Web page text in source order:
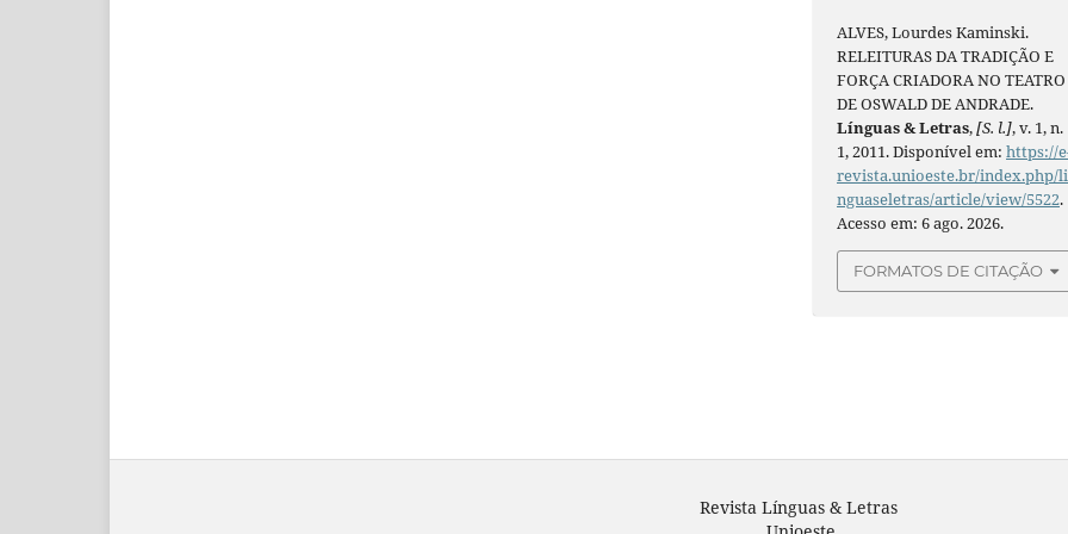
ALVES, Lourdes Kaminski.
RELEITURAS DA TRADIÇÃO E
FORÇA CRIADORA NO TEATRO
DE OSWALD DE ANDRADE.
Línguas & Letras,[S. l.], v. 1, n.
1, 2011. Disponível em:https://
revista.unioeste.br/index.php/li
nguaseletras/article/view/5522.
Acesso em: 6 ago. 2026.
FORMATOS DE CITAÇÃO
Revista Línguas & Letras